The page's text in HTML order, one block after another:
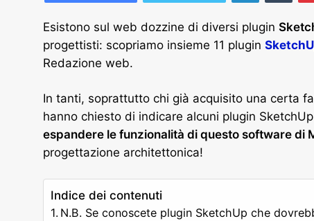
Esistono sul web dozzine di diversi plugin
progettisti: scopriamo insieme 11 plugin
Redazione web.
In tanti, soprattutto chi già acquisito una certa
hanno chiesto di indicare alcuni plugin
espandere le funzionalità di questo software di
progettazione architettonica!
Indice dei contenuti
N.B. Se conoscete plugin SketchUp che